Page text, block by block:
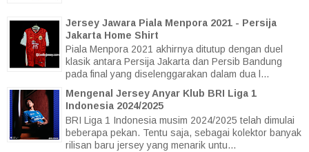
Jersey Jawara Piala Menpora 2021 - Persija
Jakarta Home Shirt
Piala Menpora 2021 akhirnya ditutup dengan duel
klasik antara Persija Jakarta dan Persib Bandung
pada final yang diselenggarakan dalam dua l...
Mengenal Jersey Anyar Klub BRI Liga 1
Indonesia 2024/2025
BRI Liga 1 Indonesia musim 2024/2025 telah dimulai
beberapa pekan. Tentu saja, sebagai kolektor banyak
rilisan baru jersey yang menarik untu...